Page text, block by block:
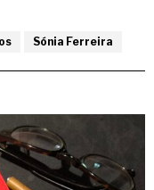
Sónia Ferreira